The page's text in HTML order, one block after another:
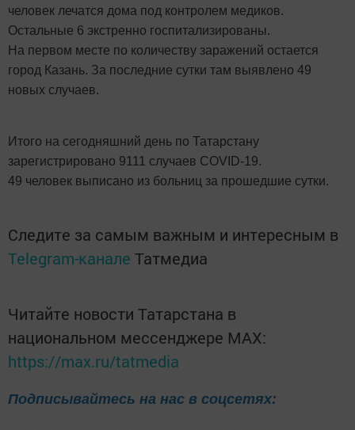
человек лечатся дома под контролем медиков.
Остальные 6 экстренно госпитализированы.
На первом месте по количеству заражений остается
город Казань. За последние сутки там выявлено 49
новых случаев.
Итого на сегодняшний день по Татарстану
зарегистрировано 9111 случаев COVID-19.
49 человек выписано из больниц за прошедшие сутки.
Следите за самым важным и интересным в
Telegram-канале Татмедиа
Читайте новости Татарстана в
национальном мессенджере MАХ:
https://max.ru/tatmedia
Подписывайтесь на нас в соцсетях: